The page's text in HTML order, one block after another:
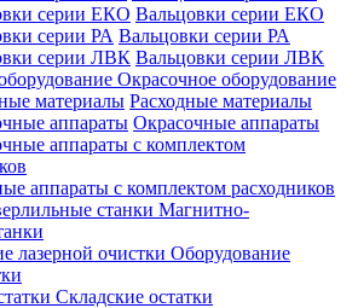
Вальцовки серии ЕКО
Вальцовки серии РА
Вальцовки серии ЛВК
Окрасочное оборудование
Расходные материалы
Окрасочные аппараты
аппараты с комплектом расходников
Магнитно-
Оборудование
Складские остатки